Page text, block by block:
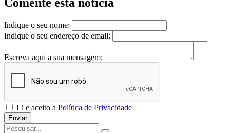
Comente esta notícia
Indique o seu nome:
Indique o seu endereço de email:
Escreva aqui a sua mensagem:
Li e aceito a Política de Privacidade
Enviar